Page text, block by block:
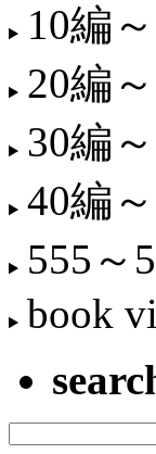
10編
20編
30編
40編
555～
book